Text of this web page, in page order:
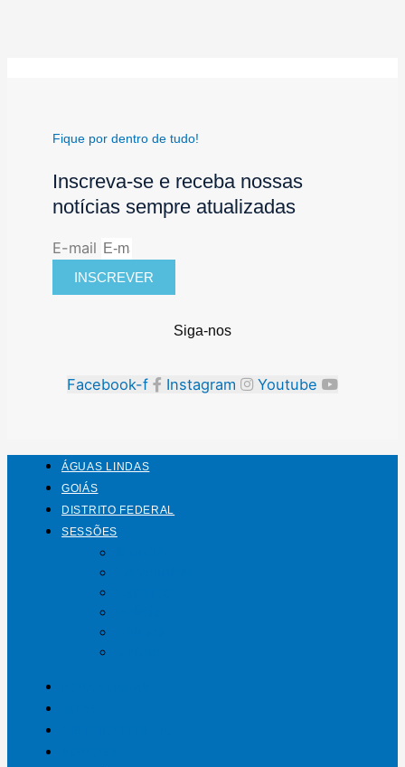
Fique por dentro de tudo!
Inscreva-se e receba nossas
notícias sempre atualizadas
E-mail
INSCREVER
Siga-nos
Facebook-f Instagram Youtube
ÁGUAS LINDAS
GOIÁS
DISTRITO FEDERAL
SESSÕES